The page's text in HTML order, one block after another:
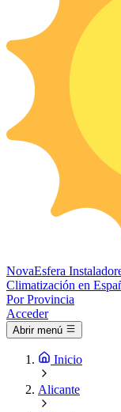
NovaEsfera
Climatización en
Por Provincia
Acceder
Abrir menú
Inicio
Alicante